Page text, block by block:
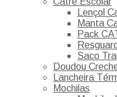
Lençol
Manta
Pack
Saco
Doudou
Lancheira
Mochilas